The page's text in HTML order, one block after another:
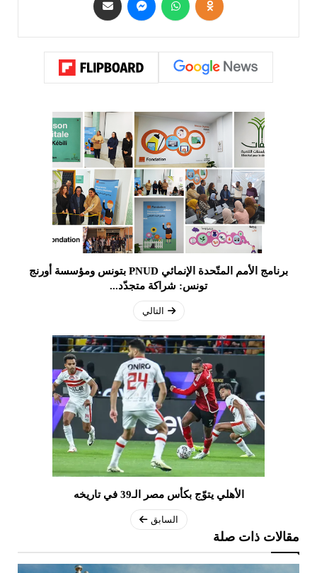
برنامج الأمم المتّحدة الإنمائي PNUD بتونس ومؤسسة أورنج
تونس: شراكة متجدّد...
التالي
الأهلي يتوّج بكأس مصر الـ39 في تاريخه
السابق
مقالات ذات صلة